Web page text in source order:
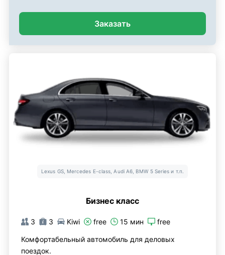
Заказать
Lexus GS, Mercedes E-class, Audi A6, BMW 5 Series и т.п.
Бизнес класс
3 3 Kiwi free 15 мин free
Комфортабельный автомобиль для деловых
поездок.